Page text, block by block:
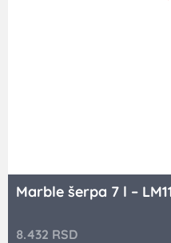
Marble šerpa 7 l –
8.432 RSD